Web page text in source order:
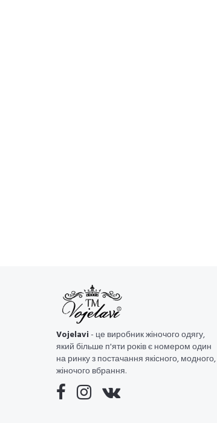
Vojelavi- це виробник жіночого одягу,
який більше п'яти років є номером один
на ринку з постачання якісного, модного,
жіночого вбрання.